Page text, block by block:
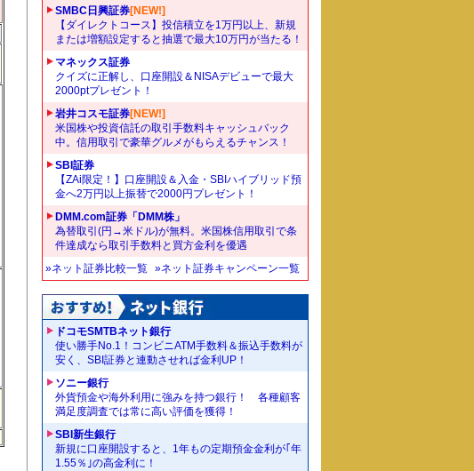
SMBC日興証券[NEW!]
【ダイレクトコース】投信積立を1万円以上、新規
または増額設定すると抽選で最大10万円が当たる！
マネックス証券
クイズに正解し、口座開設＆NISAデビューで最大
2000ptプレゼント！
岩井コスモ証券[NEW!]
米国株や投資信託の取引手数料キャッシュバック
中。信用取引で豪華グルメがもらえるチャンス！
SBI証券
【ZAi限定！】口座開設＆入金・SBIハイブリッド預
金へ2万円以上振替で2000円プレゼント！
DMM.com証券「DMM株」
為替取引(円→米ドル)が無料。米国株信用取引で条
件達成なら取引手数料と買方金利を優遇
»ネット証券比較一覧 »ネット証券キャンペーン一覧
ドコモSMTBネット銀行
使い勝手No.1！コンビニATM手数料＆振込手数料が
安く、SBI証券と連動させれば金利UP！
ソニー銀行
外貨預金や海外利用に強みを持つ銀行！ 各種顧客
満足度調査では常に高い評価を獲得！
SBI新生銀行
新規に口座開設すると、1年もの定期預金金利が｢年
1.55％｣の高金利に！